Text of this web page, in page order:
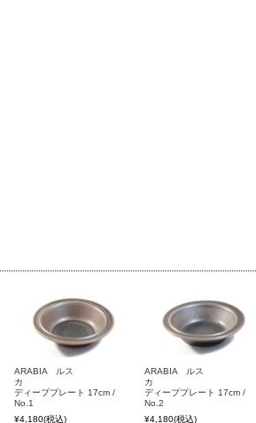
ARABIA ルス
カ
ディーププレート 17cm /
No.1
¥4,180(税込)
ARABIA ルス
カ
ディーププレート 17cm /
No.2
¥4,180(税込)